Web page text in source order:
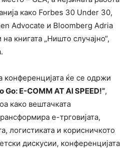
како Forbes 30 Under 30,
Advocate и Bloomberg Adria
книгата „Ништо случајно“,
конференцијата ќе се одржи
Go: E-COMM AT AI SPEED!“,
како вештачката
е-трговијата,
логистиката и корисничкото
дискусии, конференцијата